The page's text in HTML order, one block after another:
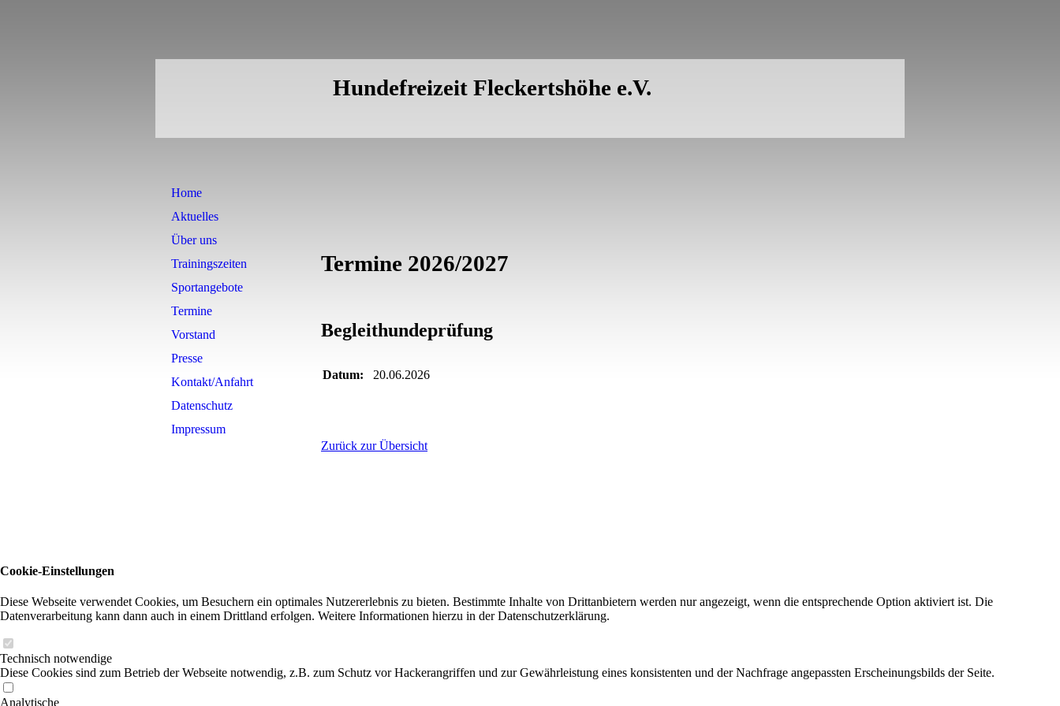
Hundefreizeit Fleckertshöhe e.V.
Home
Aktuelles
Über uns
Trainingszeiten
Sportangebote
Termine
Vorstand
Presse
Kontakt/Anfahrt
Datenschutz
Impressum
Termine 2026/2027
Begleithundeprüfung
Datum: 20.06.2026
Zurück zur Übersicht
Cookie-Einstellungen
Diese Webseite verwendet Cookies, um Besuchern ein optimales Nutzererlebnis zu bieten. Bestimmte Inhalte von Drittanbietern werden nur angezeigt, wenn die entsprechende Option aktiviert ist. Die
Datenverarbeitung kann dann auch in einem Drittland erfolgen. Weitere Informationen hierzu in der Datenschutzerklärung.
Technisch notwendige
Diese Cookies sind zum Betrieb der Webseite notwendig, z.B. zum Schutz vor Hackerangriffen und zur Gewährleistung eines konsistenten und der Nachfrage angepassten Erscheinungsbilds der Seite.
Analytische